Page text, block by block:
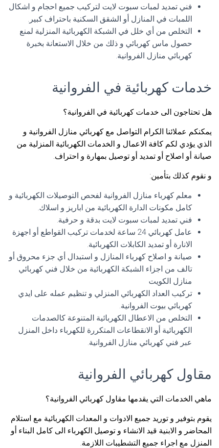
فني تمديد لمبات سبوت لايت لتركيب جميع احجام و اشكال
اللمبات في المنازل أو الشقق السكنية باحتراف كبير.
التخلص من أي خلل في الشبكة الكهربائية المنزلية لمنع
حصول ماس كهربائي و ذلك من خلال الاستعانة بخبرة
كهربائي منازل الفروانية.
خدمات كهربائية في الفروانية
هل تحتاجون الى خدمات كهربائية في الفروانية؟
يمكنكم عملائنا الكرام التواصل مع كهربائي منازل الفروانية و
الذي يؤدي لكم كافة الاعمال و الخدمات الكهربائية المنزلية من
صيانة أو اصلاح أو تمديد أو توصيل بمهارة و احتراف.
و نقوم كذلك بتأمين:
معلم كهرباء منازل الفروانية لفحص التوصيلات الكهربائية و
كامل مكونات الدارة الكهربائية من اباريز و اسلاك.
فني تمديد لمبات سبوت لايت بدقة و حرفية.
عامل كهربائي 24 ساعة لخدمات تركيب القواطع أو اجهزة
الانارة أو تمديد الكابلات الكهربائية.
صيانة و اصلاح كهرباء المنازل و استبدال أي جزء محروق أو
تالف من اجزاء الشبكة الكهربائية من خلال فني كهربائي
منازل الكويت
تركيب العداد الكهربائي المنزلي و تنظيم عمله على ايدي
كهربائي بيوت الفروانية.
التخلص من الاعطال الكهربائية المتنوعة كالصدمات
الكهربائية أو الانقطاعات المتكررة للكهرباء داخل المنزل
عبر فني كهربائي منازل الفروانية.
مقاول كهربائي الفروانية
ماهي الخدمات التي يقدمها مقاول كهربائي الفروانية؟
يقوم بتوفير و توريد جميع الادوات و المعدات الكهربائية مع استلام
المحاضر و الابنية قيد الانشاء و توصيل الكهرباء الى كامل البناء أو
المنزل مع اجراء جميع التشطيبات اللازمة.